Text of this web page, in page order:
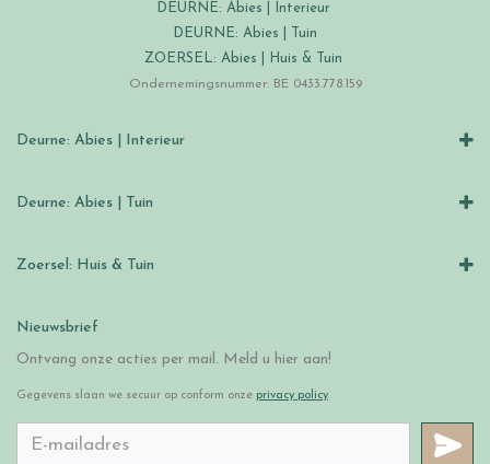
DEURNE: Abies | Interieur
DEURNE: Abies | Tuin
ZOERSEL: Abies | Huis & Tuin
Ondernemingsnummer: BE 0433.778.159
Deurne: Abies | Interieur
Deurne: Abies | Tuin
Zoersel: Huis & Tuin
Nieuwsbrief
Ontvang onze acties per mail. Meld u hier aan!
Gegevens slaan we secuur op conform onze privacy policy.